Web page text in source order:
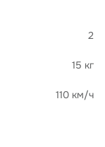
2
15 кг
110 км/ч